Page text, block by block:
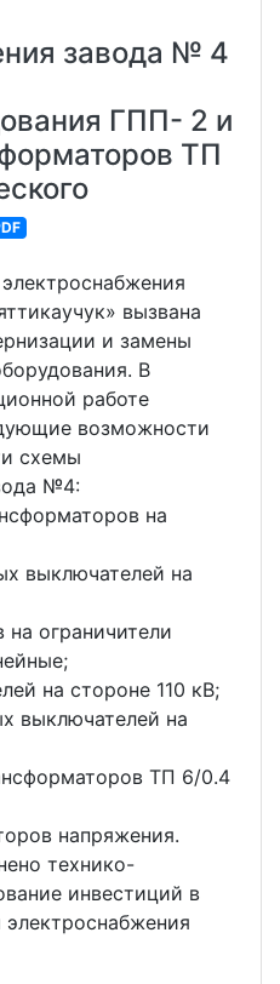
завода № 4
ГПП- 2 и
ТП
вызвана
и замены
В
работе
возможности
схемы
№4:
на
выключателей на
ограничители
на стороне 110 кВ;
выключателей на
ТП 6/0.4
напряжения.
технико-
инвестиций в